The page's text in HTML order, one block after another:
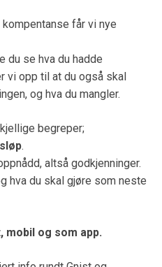
får vi nye
du se hva du hadde
vi opp til at du også skal
og hva du mangler.
begreper;
.
altså godkjenninger.
hva du skal gjøre som neste
mobil og som app.